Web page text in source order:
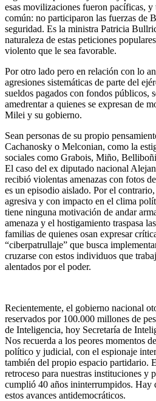
esas movilizaciones fueron pacíficas, y
común: no participaron las fuerzas de
seguridad. Es la ministra Patricia
naturaleza de estas peticiones
violento que le sea favorable.
Por otro lado pero en relación con lo
agresiones sistemáticas de parte del
sueldos pagados con fondos públicos,
amedrentar a quienes se expresan de
Milei y su gobierno.
Sean personas de su propio
Cachanosky o Melconian, como la
sociales como Grabois, Miño,
El caso del ex diputado nacional
recibió violentas amenazas con fotos
es un episodio aislado. Por el
agresiva y con impacto en el clima
tiene ninguna motivación de andar
amenaza y el hostigamiento traspasa
familias de quienes osan expresar
“ciberpatrullaje” que busca
cruzarse con estos individuos que
alentados por el poder.
Recientemente, el gobierno nacional
reservados por 100.000 millones de
de Inteligencia, hoy Secretaría de
Nos recuerda a los peores momentos
político y judicial, con el espionaje
también del propio espacio partidario.
retroceso para nuestras instituciones y
cumplió 40 años ininterrumpidos. Hay
estos avances antidemocráticos.